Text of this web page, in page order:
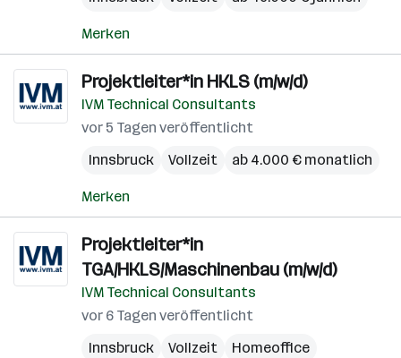
Merken
Projektleiter*in HKLS (m/w/d)
IVM Technical Consultants
vor 5 Tagen veröffentlicht
Innsbruck
Vollzeit ab 4.000 € monatlich
Merken
Projektleiter*in
TGA/HKLS/Maschinenbau (m/w/d)
IVM Technical Consultants
vor 6 Tagen veröffentlicht
Innsbruck
Vollzeit
Homeoffice